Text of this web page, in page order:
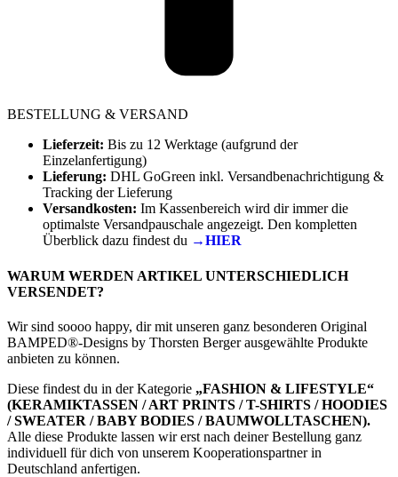
BESTELLUNG & VERSAND
Lieferzeit: Bis zu 12 Werktage (aufgrund der
Einzelanfertigung)
Lieferung: DHL GoGreen inkl. Versandbenachrichtigung &
Tracking der Lieferung
Versandkosten: Im Kassenbereich wird dir immer die
optimalste Versandpauschale angezeigt. Den kompletten
Überblick dazu findest du →HIER
WARUM WERDEN ARTIKEL UNTERSCHIEDLICH
VERSENDET?
Wir sind soooo happy, dir mit unseren ganz besonderen Original
BAMPED®-Designs by Thorsten Berger ausgewählte Produkte
anbieten zu können.
Diese findest du in der Kategorie „FASHION & LIFESTYLE“
(KERAMIKTASSEN / ART PRINTS / T-SHIRTS / HOODIES
/ SWEATER / BABY BODIES / BAUMWOLLTASCHEN).
Alle diese Produkte lassen wir erst nach deiner Bestellung ganz
individuell für dich von unserem Kooperationspartner in
Deutschland anfertigen.